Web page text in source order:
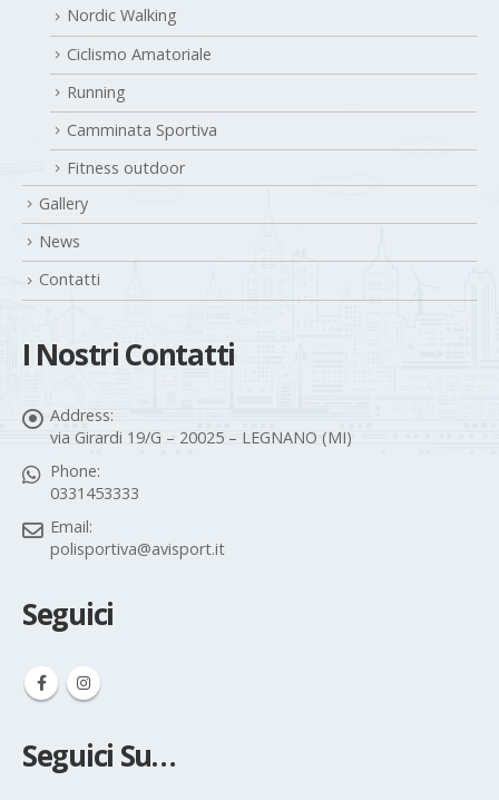
Nordic Walking
Ciclismo Amatoriale
Running
Camminata Sportiva
Fitness outdoor
Gallery
News
Contatti
I Nostri Contatti
Address:
via Girardi 19/G – 20025 – LEGNANO (MI)
Phone:
0331453333
Email:
polisportiva@avisport.it
Seguici
Seguici Su…